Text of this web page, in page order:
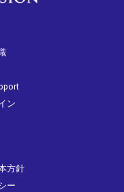
ン
方針
ー